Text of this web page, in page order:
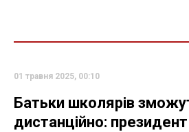
01 травня 2025, 00:10
Батьки школярів
дистанційно: